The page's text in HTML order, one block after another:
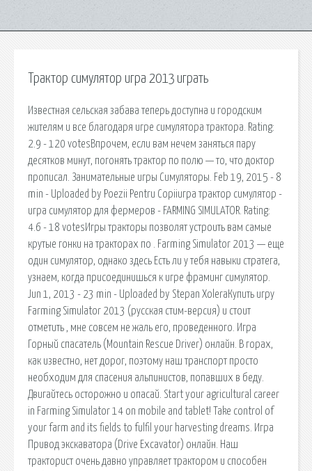
Трактор симулятор игра 2013 играть
Известная сельская забава теперь доступна и городским
жителям и все благодаря игре симулятора трактора. Rating:
2.9 - 120 votesВпрочем, если вам нечем заняться пару
десятков минут, погонять трактор по полю — то, что доктор
прописал. Занимательные игры Симуляторы. Feb 19, 2015 - 8
min - Uploaded by Poezii Pentru Copiiигра трактор симулятор -
игра симулятор для фермеров - FARMING SIMULATOR. Rating:
4.6 - 18 votesИгры тракторы позволят устроить вам самые
крутые гонки на тракторах по . Farming Simulator 2013 — еще
один симулятор, однако здесь Есть ли у тебя навыки стратега,
узнаем, когда присоединишься к игре фраминг симулятор.
Jun 1, 2013 - 23 min - Uploaded by Stepan XoleraКупить игру
Farming Simulator 2013 (русская стим-версия) и стоит
отметить , мне совсем не жаль его, проведенного. Игра
Горный спасатель (Mountain Rescue Driver) онлайн. В горах,
как известно, нет дорог, поэтому наш транспорт просто
необходим для спасения альпинистов, попавших в беду.
Двигайтесь осторожно и опасай. Start your agricultural career
in Farming Simulator 14 on mobile and tablet! Take control of
your farm and its fields to fulfil your harvesting dreams. Игра
Привод экскаватора (Drive Excavator) онлайн. Наш
тракторист очень давно управляет трактором и способен